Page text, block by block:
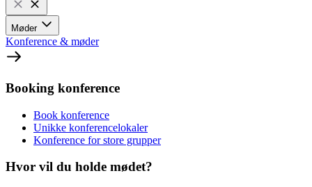
Møder
Konference & møder
Booking konference
Book konference
Unikke konferencelokaler
Konference for store grupper
Hvor vil du holde mødet?